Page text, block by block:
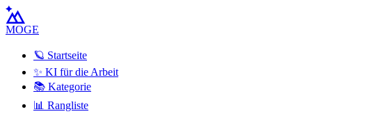
MOGE
🪐 Startseite
✨ KI für die Arbeit
📚 Kategorie
📊 Rangliste